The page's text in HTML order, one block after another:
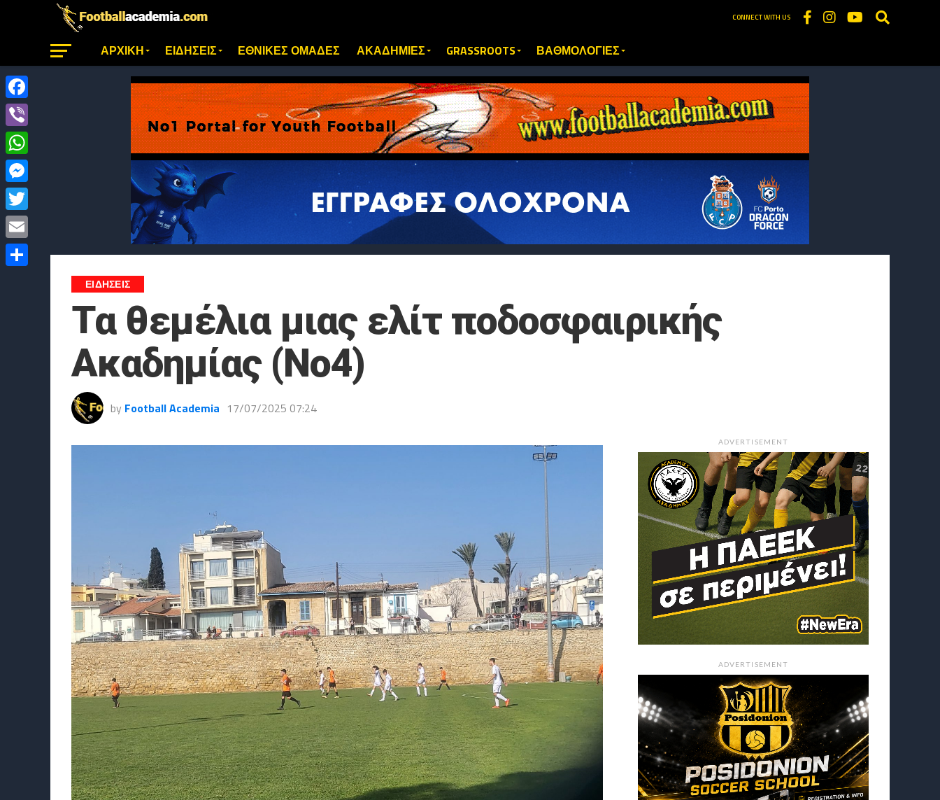
CONNECT WITH US
ΑΡΧΙΚΗ ΕΙΔΗΣΕΙΣ ΕΘΝΙΚΕΣ ΟΜΑΔΕΣ ΑΚΑΔΗΜΙΕΣ GRASSROOTS ΒΑΘΜΟΛΟΓΙΕΣ
ΕΙΔΗΣΕΙΣ
Τα θεμέλια μιας ελίτ ποδοσφαιρικής
Ακαδημίας (Νο4)
by Football Academia 17/07/2025 07:24
ADVERTISEMENT
ADVERTISEMENT
Facebook
Viber
WhatsApp
Messenger
Twitter
Email